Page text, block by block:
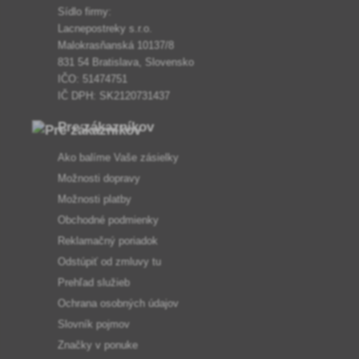
Sídlo firmy:
Lacnepostreky s.r.o.
Malokrasňanská 10137/8
831 54 Bratislava, Slovensko
IČO: 51474751
IČ DPH: SK2120731437
Pre zákazníkov
Ako balíme Vaše zásielky
Možnosti dopravy
Možnosti platby
Obchodné podmienky
Reklamačný poriadok
Odstúpiť od zmluvy tu
Prehľad služieb
Ochrana osobných údajov
Slovník pojmov
Značky v ponuke